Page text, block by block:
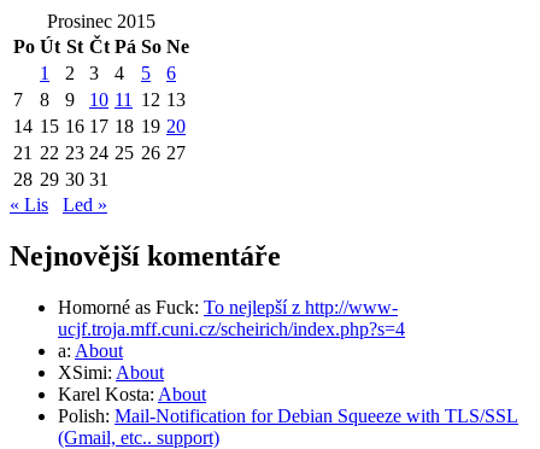
Prosinec 2015
Po Út St Čt Pá So Ne
1
2 3 4 5
6
7
8 9 10 11 12 13
14 15 16 17 18 19 20
21 22 23 24 25 26 27
28 29 30 31
« Lis
Led »
Nejnovější komentáře
Homorné as Fuck: To nejlepší z http://www-
ucjf.troja.mff.cuni.cz/scheirich/index.php?s=4
a: About
XSimi: About
Karel Kosta: About
Polish: Mail-Notification for Debian Squeeze with TLS/SSL
(Gmail, etc.. support)